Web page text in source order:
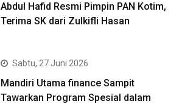
Abdul Hafid Resmi Pimpin PAN Kotim,
Terima SK dari Zulkifli Hasan
Sabtu, 27 Juni 2026
Mandiri Utama finance Sampit
Tawarkan Program Spesial dalam